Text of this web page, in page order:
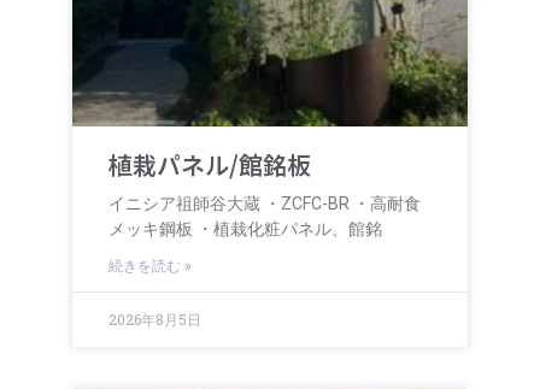
植栽パネル/館銘板
イニシア祖師谷大蔵 ・ZCFC-BR ・高耐食
メッキ鋼板 ・植栽化粧パネル、館銘
続きを読む »
2026年8月5日